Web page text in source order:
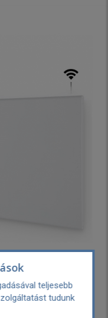
teljesebb
tudunk